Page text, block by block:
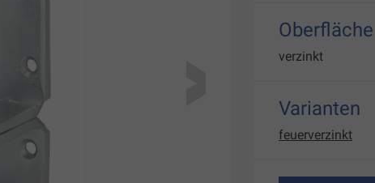
Oberfläche
verzinkt
Varianten
feuerverzinkt